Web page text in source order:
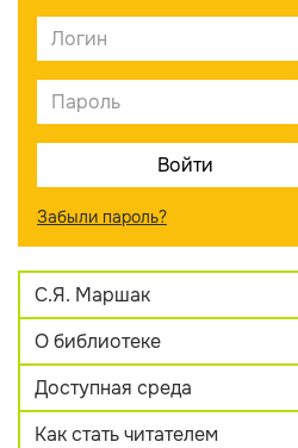
Забыли пароль?
С.Я. Маршак
О библиотеке
Доступная среда
Как стать читателем